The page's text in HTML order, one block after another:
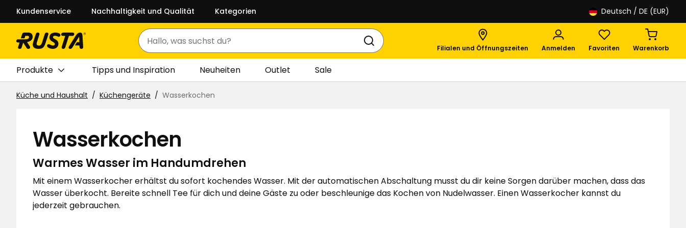
Kundenservice Nachhaltigkeit und Qualität Kategorien Deutsch / DE (EUR)
Suchen Filialen und Öffnungszeiten Anmelden Favoriten Warenkorb
Produkte Tipps und Inspiration Neuheiten Outlet Sale
Küche und Haushalt Küchengeräte Wasserkochen
Wasserkochen
Warmes Wasser im Handumdrehen
Mit einem Wasserkocher erhältst du sofort kochendes Wasser. Mit der automatischen Abschaltung musst du dir keine Sorgen darüber machen, dass das
Wasser überkocht. Bereite schnell Tee für dich und deine Gäste zu oder beschleunige das Kochen von Nudelwasser. Einen Wasserkocher kannst du
jederzeit gebrauchen.